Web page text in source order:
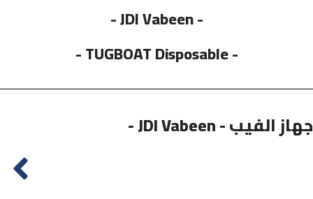
- JDI Vabeen -
- TUGBOAT Disposable -
- JDI Vabeen - جهاز الفيب